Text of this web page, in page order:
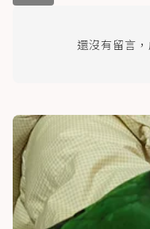
還沒有留言